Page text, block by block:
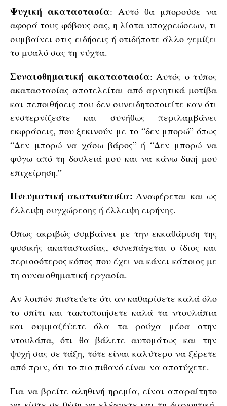
Ψυχική ακαταστασία: Αυτό θα μπορούσε να
αφορά τους φόβους σας, η λίστα υποχρεώσεων, τι
συμβαίνει στις ειδήσεις ή οτιδήποτε άλλο γεμίζει
το μυαλό σας τη νύχτα.
Συναισθηματική ακαταστασία: Αυτός ο τύπος
ακαταστασίας αποτελείται από αρνητικά μοτίβα
και πεποιθήσεις που δεν συνειδητοποιείτε καν ότι
ενστερνίζεστε και συνήθως περιλαμβάνει
εκφράσεις, που ξεκινούν με το “δεν μπορώ” όπως
“Δεν μπορώ να χάσω βάρος” ή “Δεν μπορώ να
φύγω από τη δουλειά μου και να κάνω δική μου
επιχείρηση.”
Πνευματική ακαταστασία: Αναφέρεται και ως
έλλειψη συγχώρεσης ή έλλειψη ειρήνης.
Όπως ακριβώς συμβαίνει με την εκκαθάριση της
φυσικής ακαταστασίας, συνεπάγεται ο ίδιος και
περισσότερος κόπος που έχει να κάνει κάποιος με
τη συναισθηματική εργασία.
Αν λοιπόν πιστεύετε ότι αν καθαρίσετε καλά όλο
το σπίτι και τακτοποιήσετε καλά τα ντουλάπια
και συμμαζέψετε όλα τα ρούχα μέσα στην
ντουλάπα, ότι θα βάλετε αυτομάτως και την
ψυχή σας σε τάξη, τότε είναι καλύτερο να ξέρετε
από πριν, ότι το πιο πιθανό είναι να αποτύχετε.
Για να βρείτε αληθινή ηρεμία, είναι απαραίτητο